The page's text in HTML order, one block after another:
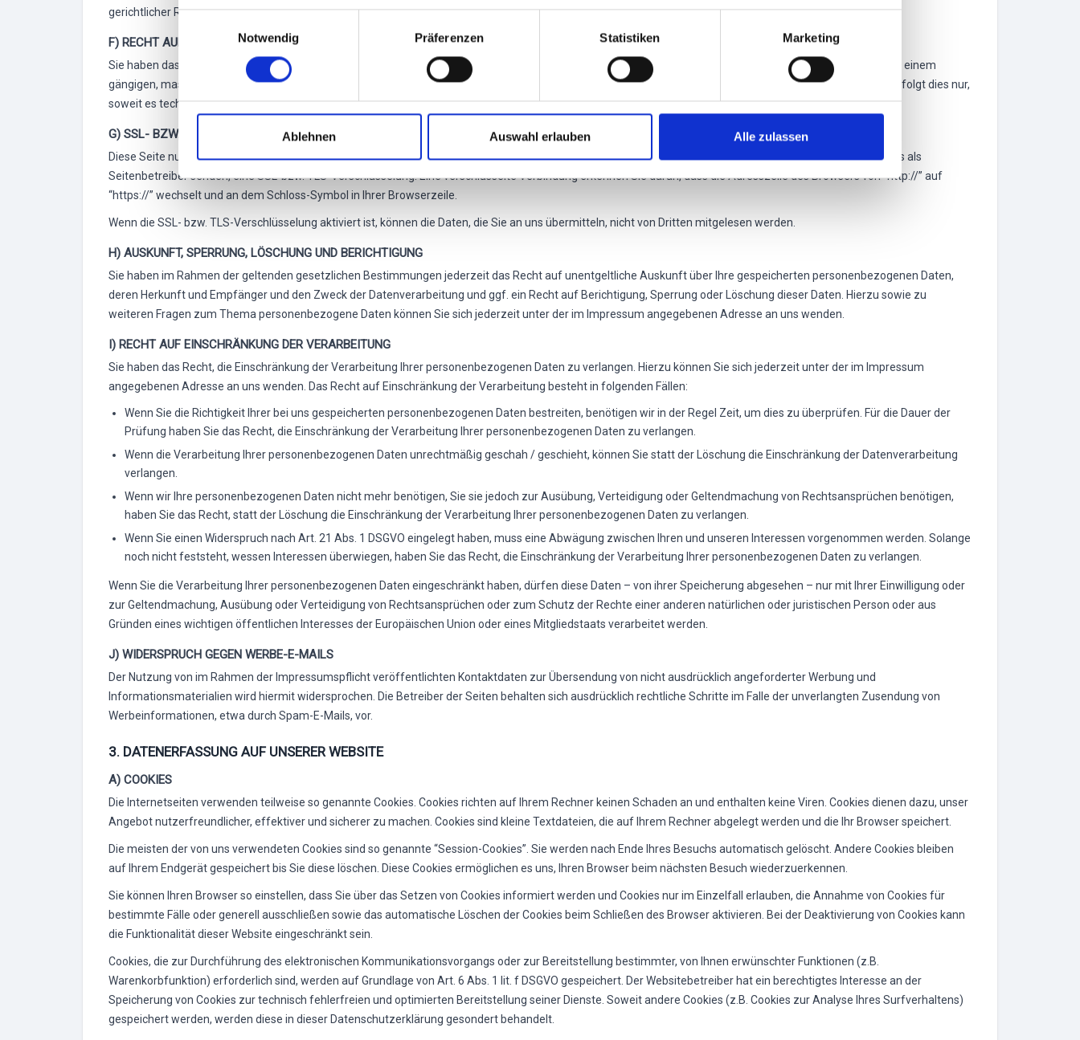
E
i
l
g
u
g
s
a
u
a
h
l
Notwendig Präferenzen Statistiken Marketing
Ablehnen Auswahl erlauben Alle zulassen
gerichtlicher Rechtsbehelfe.
F) RECHT AUF DATENÜBERTRAGBARKEIT
Sie haben das Recht, Daten, die wir auf Grundlage Ihrer Einwilligung oder in Erfüllung eines Vertrags automatisiert verarbeiten, an sich oder an einen Dritten in einem
gängigen, maschinenlesbaren Format aushändigen zu lassen. Sofern Sie die direkte Übertragung der Daten an einen anderen Verantwortlichen verlangen, erfolgt dies nur,
soweit es technisch machbar ist.
G) SSL- BZW. TLS-VERSCHLÜSSELUNG
Diese Seite nutzt aus Sicherheitsgründen und zum Schutz der Übertragung vertraulicher Inhalte, wie zum Beispiel Bestellungen oder Anfragen, die Sie an uns als
Seitenbetreiber senden, eine SSL-bzw. TLS-Verschlüsselung. Eine verschlüsselte Verbindung erkennen Sie daran, dass die Adresszeile des Browsers von “http://” auf
“https://” wechselt und an dem Schloss-Symbol in Ihrer Browserzeile.
Wenn die SSL- bzw. TLS-Verschlüsselung aktiviert ist, können die Daten, die Sie an uns übermitteln, nicht von Dritten mitgelesen werden.
H) AUSKUNFT, SPERRUNG, LÖSCHUNG UND BERICHTIGUNG
Sie haben im Rahmen der geltenden gesetzlichen Bestimmungen jederzeit das Recht auf unentgeltliche Auskunft über Ihre gespeicherten personenbezogenen Daten,
deren Herkunft und Empfänger und den Zweck der Datenverarbeitung und ggf. ein Recht auf Berichtigung, Sperrung oder Löschung dieser Daten. Hierzu sowie zu
weiteren Fragen zum Thema personenbezogene Daten können Sie sich jederzeit unter der im Impressum angegebenen Adresse an uns wenden.
I) RECHT AUF EINSCHRÄNKUNG DER VERARBEITUNG
Sie haben das Recht, die Einschränkung der Verarbeitung Ihrer personenbezogenen Daten zu verlangen. Hierzu können Sie sich jederzeit unter der im Impressum
angegebenen Adresse an uns wenden. Das Recht auf Einschränkung der Verarbeitung besteht in folgenden Fällen:
Wenn Sie die Richtigkeit Ihrer bei uns gespeicherten personenbezogenen Daten bestreiten, benötigen wir in der Regel Zeit, um dies zu überprüfen. Für die Dauer der
Prüfung haben Sie das Recht, die Einschränkung der Verarbeitung Ihrer personenbezogenen Daten zu verlangen.
Wenn die Verarbeitung Ihrer personenbezogenen Daten unrechtmäßig geschah / geschieht, können Sie statt der Löschung die Einschränkung der Datenverarbeitung
verlangen.
Wenn wir Ihre personenbezogenen Daten nicht mehr benötigen, Sie sie jedoch zur Ausübung, Verteidigung oder Geltendmachung von Rechtsansprüchen benötigen,
haben Sie das Recht, statt der Löschung die Einschränkung der Verarbeitung Ihrer personenbezogenen Daten zu verlangen.
Wenn Sie einen Widerspruch nach Art. 21 Abs. 1 DSGVO eingelegt haben, muss eine Abwägung zwischen Ihren und unseren Interessen vorgenommen werden. Solange
noch nicht feststeht, wessen Interessen überwiegen, haben Sie das Recht, die Einschränkung der Verarbeitung Ihrer personenbezogenen Daten zu verlangen.
Wenn Sie die Verarbeitung Ihrer personenbezogenen Daten eingeschränkt haben, dürfen diese Daten – von ihrer Speicherung abgesehen – nur mit Ihrer Einwilligung oder
zur Geltendmachung, Ausübung oder Verteidigung von Rechtsansprüchen oder zum Schutz der Rechte einer anderen natürlichen oder juristischen Person oder aus
Gründen eines wichtigen öffentlichen Interesses der Europäischen Union oder eines Mitgliedstaats verarbeitet werden.
J) WIDERSPRUCH GEGEN WERBE-E-MAILS
Der Nutzung von im Rahmen der Impressumspflicht veröffentlichten Kontaktdaten zur Übersendung von nicht ausdrücklich angeforderter Werbung und
Informationsmaterialien wird hiermit widersprochen. Die Betreiber der Seiten behalten sich ausdrücklich rechtliche Schritte im Falle der unverlangten Zusendung von
Werbeinformationen, etwa durch Spam-E-Mails, vor.
3. DATENERFASSUNG AUF UNSERER WEBSITE
A) COOKIES
Die Internetseiten verwenden teilweise so genannte Cookies. Cookies richten auf Ihrem Rechner keinen Schaden an und enthalten keine Viren. Cookies dienen dazu, unser
Angebot nutzerfreundlicher, effektiver und sicherer zu machen. Cookies sind kleine Textdateien, die auf Ihrem Rechner abgelegt werden und die Ihr Browser speichert.
Die meisten der von uns verwendeten Cookies sind so genannte “Session-Cookies”. Sie werden nach Ende Ihres Besuchs automatisch gelöscht. Andere Cookies bleiben
auf Ihrem Endgerät gespeichert bis Sie diese löschen. Diese Cookies ermöglichen es uns, Ihren Browser beim nächsten Besuch wiederzuerkennen.
Sie können Ihren Browser so einstellen, dass Sie über das Setzen von Cookies informiert werden und Cookies nur im Einzelfall erlauben, die Annahme von Cookies für
bestimmte Fälle oder generell ausschließen sowie das automatische Löschen der Cookies beim Schließen des Browser aktivieren. Bei der Deaktivierung von Cookies kann
die Funktionalität dieser Website eingeschränkt sein.
Cookies, die zur Durchführung des elektronischen Kommunikationsvorgangs oder zur Bereitstellung bestimmter, von Ihnen erwünschter Funktionen (z.B.
Warenkorbfunktion) erforderlich sind, werden auf Grundlage von Art. 6 Abs. 1 lit. f DSGVO gespeichert. Der Websitebetreiber hat ein berechtigtes Interesse an der
Speicherung von Cookies zur technisch fehlerfreien und optimierten Bereitstellung seiner Dienste. Soweit andere Cookies (z.B. Cookies zur Analyse Ihres Surfverhaltens)
gespeichert werden, werden diese in dieser Datenschutzerklärung gesondert behandelt.